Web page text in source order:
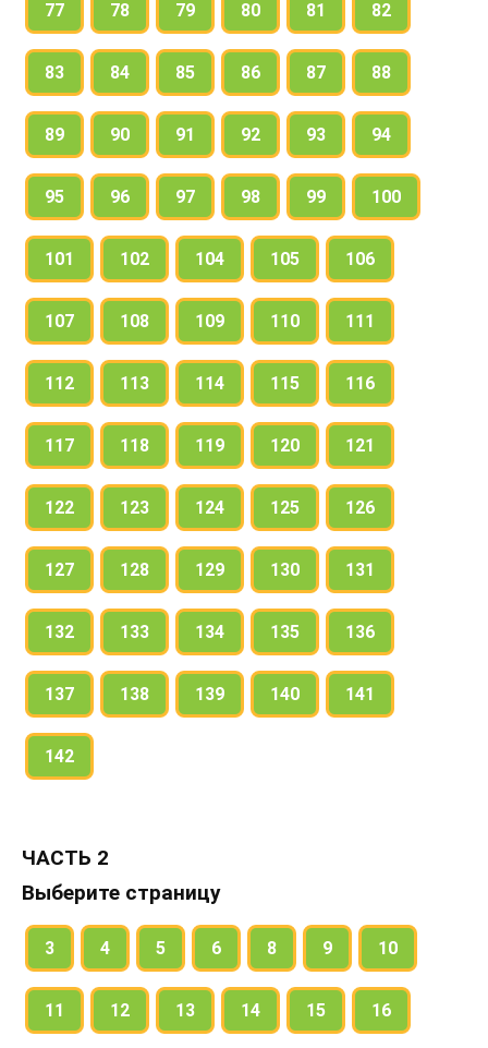
77 78 79 80 81 82
83 84 85 86 87 88
89 90 91 92 93 94
95 96 97 98 99 100
101 102 104 105 106
107 108 109 110 111
112 113 114 115 116
117 118 119 120 121
122 123 124 125 126
127 128 129 130 131
132 133 134 135 136
137 138 139 140 141
142
ЧАСТЬ 2
Выберите страницу
3 4 5 6 8 9 10
11 12 13 14 15 16